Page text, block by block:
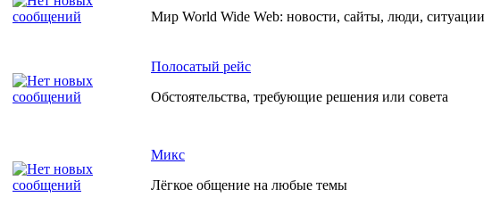
Мир World Wide Web: новости, сайты, люди, ситуации
Полосатый рейс
Обстоятельства, требующие решения или совета
Микс
Лёгкое общение на любые темы